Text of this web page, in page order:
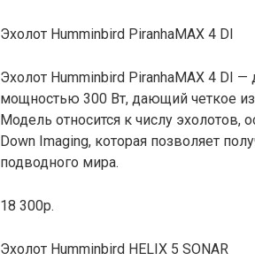
Эхолот Humminbird PiranhaMAX 4 DI
Эхолот Humminbird PiranhaMAX 4 DI
мощностью 300 Вт, дающий четкое
Модель относится к числу эхолотов,
Down Imaging, которая позволяет
подводного мира.
18 300р.
Эхолот Humminbird HELIX 5 SONAR